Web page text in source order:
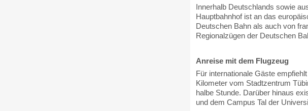
Innerhalb Deutschlands sowie
Hauptbahnhof ist an das
Deutschen Bahn als auch von
Regionalzügen der Deutschen
Anreise mit dem Flugzeug
Für internationale Gäste
Kilometer vom Stadtzentrum
halbe Stunde. Darüber hinaus
und dem Campus Tal der